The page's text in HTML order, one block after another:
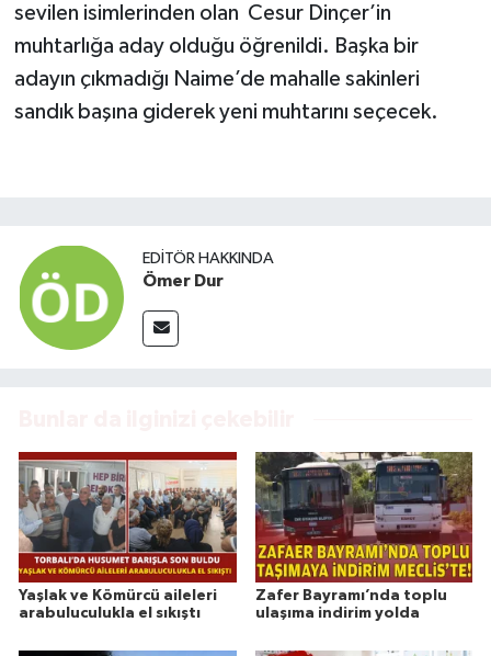
sevilen isimlerinden olan Cesur Dinçer’in
muhtarlığa aday olduğu öğrenildi. Başka bir
adayın çıkmadığı Naime’de mahalle sakinleri
sandık başına giderek yeni muhtarını seçecek.
EDITÖR HAKKINDA
Ömer Dur
Yaşlak ve Kömürcü aileleri
arabuluculukla el sıkıştı
Zafer Bayramı’nda toplu
ulaşıma indirim yolda